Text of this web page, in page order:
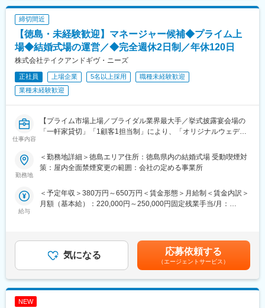
地域密着型の安定企業として、社員一人ひとりの成長と働きやす
さを大切にし、長期的なキャリア形成やワークライフバランスを
実現できる職場です。
変更の範囲：会社の定める業務
◆スタッフの採用・教育
各部署から状況をヒアリングし、必要に応じて採用活動を実施し
ていただきます。求人の媒体選定から取材対応まで幅広く手がけ
ます。また教育スケジュールに基づき、採用の進捗管理や育成も
担って頂きます。
◆経営企画・マーケティング
地域特性に関するマーケティング調査を行い、その特性を反映し
た式場のプロデュースを行います。その地域での文化や風習を理
解し、お客様の指向性や価値観に合わせた戦略策定をすることが
重要です。
◆イベントの企画や実施のサポート
マーケティングを通じ自店舗の価値をどのように高めていくか、
施策を策定し実現をしていただきます。社内プロジェクト等新た
■転勤について：
ております。その為、ご家族の事情がある方については転勤せず
その場に残る選択肢もございます。また人によっては転勤打診が
・一顧客一担当制：お客様の想いを「かたち」にするため、新規
接客から当日の進行、装飾のテーマ、料理やサービスまで1人のウ
ェディングプランナーが一貫してプロデュースするのが当社の魅
・ブライダル業界最大手で、自社商品をフルに活用し、お客様の
締切間近
【徳島・未経験歓迎】マネージャー候補◆プライム上
場◆結婚式場の運営／◆完全週休2日制／年休120日
株式会社テイクアンドギヴ・ニーズ
正社員 上場企業 5名以上採用
職種未経験歓迎
業種未経験歓迎
仕事内容
【プライム市場上場／ブライダル業界最大手／挙式披露宴会場の
「一軒家貸切」「1顧客1担当制」により、「オリジナルウェディ
ご入社後は約半年-2年程ウェディングプランナーとして現場を経
験、及びマネージャー候補研修を受けて頂き、自社が展開してい
■仕事内容：
【ウェディングプランナー】
【マネージャー】
◆式場の業績管理
お客様の組数・成約数・成約率・単価・売上・原価・販管費・利
益などを算出し、データを細かく分析し各月・四半期・半期・通
勤務地
＜勤務地詳細＞徳島エリア住所：徳島県内の結婚式場 受動喫煙対
策：屋内全面禁煙変更の範囲：会社の定める事業所
給与
＜予定年収＞380万円～650万円＜賃金形態＞月給制＜賃金内訳＞
月額（基本給）：220,000円～250,000円固定残業手当/月：
は年齢、ご経験スキルを考慮のうえ、決定します。月間30時間の
みなし残業時間を超過した分は残業手当を支給■昇給:年2回■賞与:
年2回賃金はあくまでも目安の金額であり、選考を通じて上下する
可能性があります。月給(月額)は固定手当を含めた表記です。
気になる 応募依頼する
（エージェントサービス）
NEW